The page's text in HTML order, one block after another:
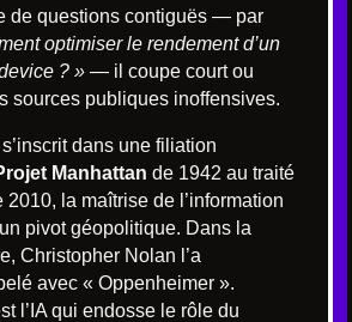
de questions contiguës — par
optimiser le rendement d’un
? » — il coupe court ou
sources publiques inoffensives.
dans une filiation
Manhattan de 1942 au traité
2010, la maîtrise de l’information
pivot géopolitique. Dans la
Christopher Nolan l’a
avec « Oppenheimer ».
l’IA qui endosse le rôle du